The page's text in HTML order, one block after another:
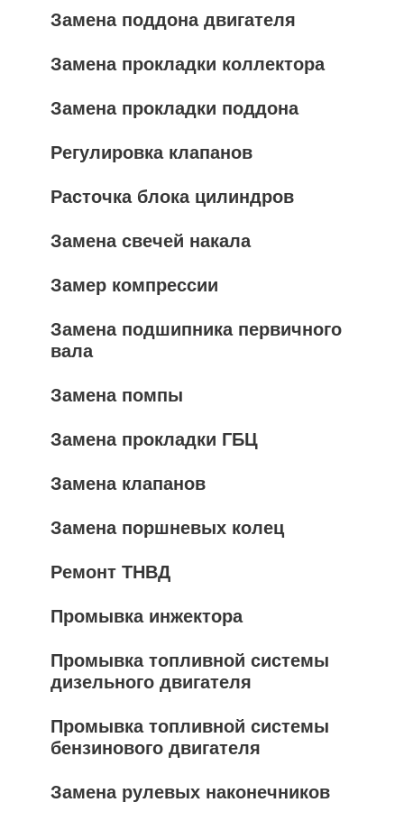
Замена поддона двигателя
Замена прокладки коллектора
Замена прокладки поддона
Регулировка клапанов
Расточка блока цилиндров
Замена свечей накала
Замер компрессии
Замена подшипника первичного
вала
Замена помпы
Замена прокладки ГБЦ
Замена клапанов
Замена поршневых колец
Ремонт ТНВД
Промывка инжектора
Промывка топливной системы
дизельного двигателя
Промывка топливной системы
бензинового двигателя
Замена рулевых наконечников